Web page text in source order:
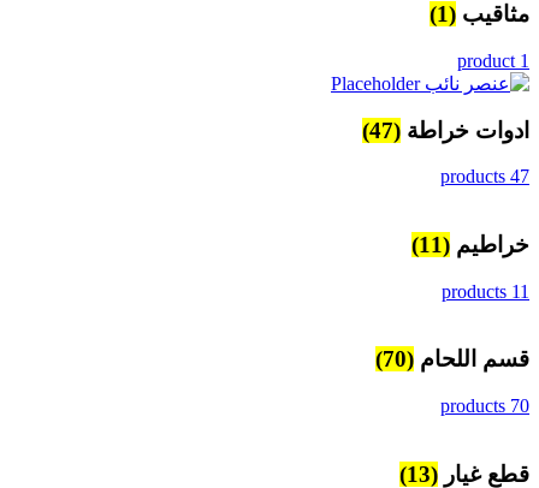
مثاقيب (1)
1 product
ادوات خراطة (47)
47 products
خراطيم (11)
11 products
قسم اللحام (70)
70 products
قطع غيار (13)